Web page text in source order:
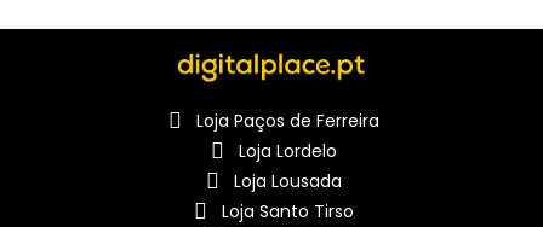
Loja Paços de Ferreira
Loja Lordelo
Loja Lousada
Loja Santo Tirso